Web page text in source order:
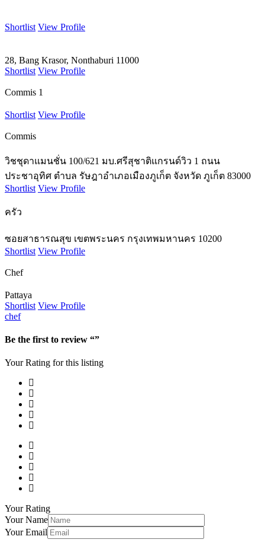
Shortlist View Profile
28, Bang Krasor, Nonthaburi 11000
Shortlist View Profile
Commis 1
Shortlist View Profile
Commis
วิชชุดาแมนชั่น 100/621 มบ.ศรีสุชาติแกรนด์วิว 1 ถนน
ประชาอุทิศ ตำบล รัษฎาอำเภอเมืองภูเก็ต จังหวัด ภูเก็ต 83000
Shortlist View Profile
ครัว
ซอยสาธารณสุข เขตพระนคร กรุงเทพมหานคร 10200
Shortlist View Profile
Chef
Pattaya
Shortlist View Profile
chef
Be the first to review “”
Your Rating for this listing
Your Rating
Your Name
Your Email